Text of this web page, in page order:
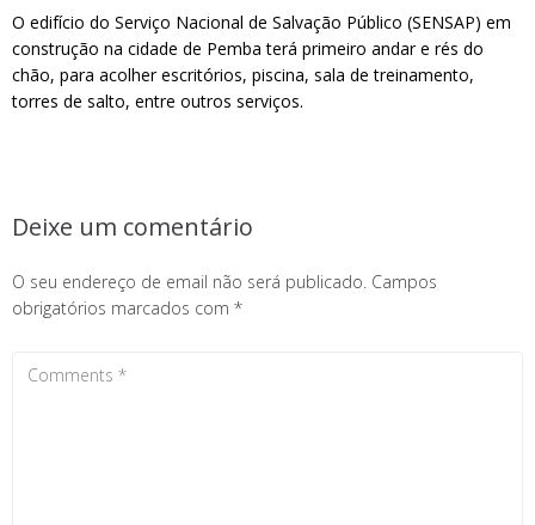
O edifício do Serviço Nacional de Salvação Público (SENSAP) em
construção na cidade de Pemba terá primeiro andar e rés do
chão, para acolher escritórios, piscina, sala de treinamento,
torres de salto, entre outros serviços.
Deixe um comentário
O seu endereço de email não será publicado. Campos
obrigatórios marcados com *